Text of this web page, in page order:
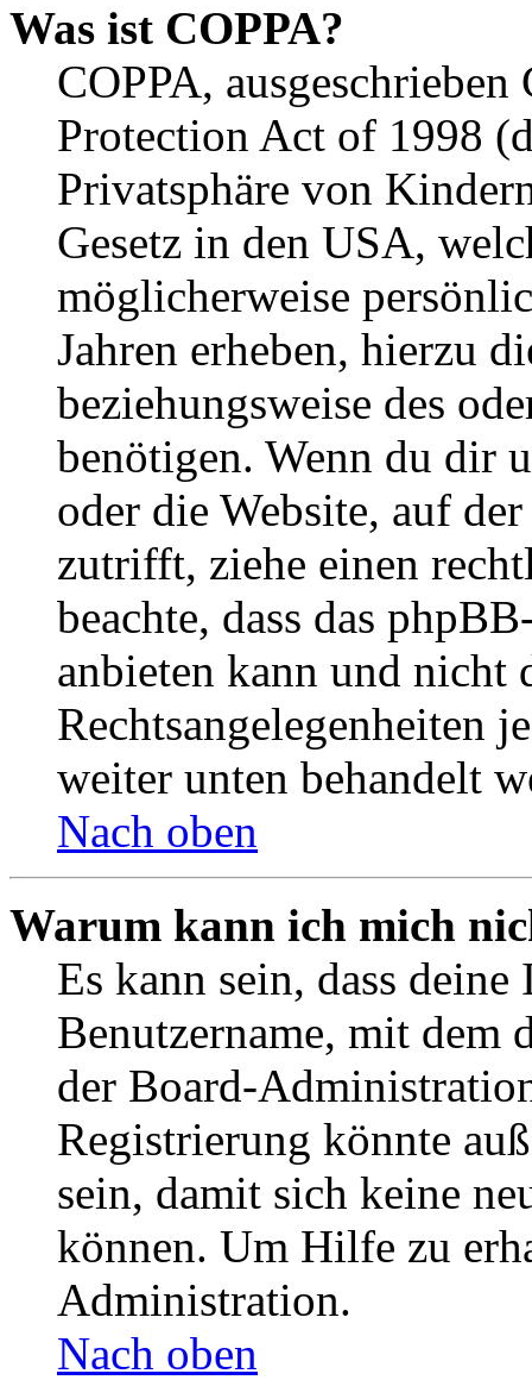
Was ist COPPA?
COPPA,
Protection Act of 1998
Privatsphäre von
Gesetz in den USA,
möglicherweise
Jahren erheben, hierzu
beziehungsweise des
benötigen. Wenn du dir
oder die Website, auf
zutrifft, ziehe einen
beachte, dass das
anbieten kann und nicht
Rechtsangelegenheiten
weiter unten behandelt
Nach oben
Warum kann ich mich
Es kann sein, dass
Benutzername, mit dem
der Board-
Registrierung könnte
sein, damit sich keine
können. Um Hilfe zu
Administration.
Nach oben